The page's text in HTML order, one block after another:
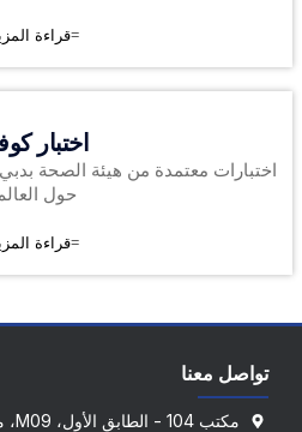
قراءة
اختبار
اختبارات معتمدة من هيئة الصحة
حول
قراءة
تواصل معنا
مكتب 104 - الطابق الأول، M09، مبنى ألفاميد - دبي